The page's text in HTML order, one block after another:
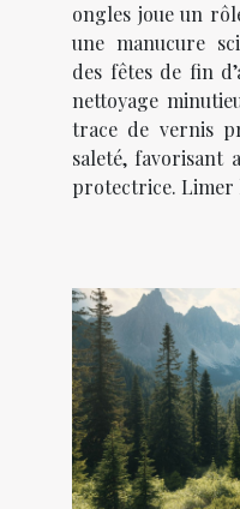
ongles joue un
une manucure
des fêtes de fin
nettoyage
trace de vernis
saleté, favorisant
protectrice. Limer